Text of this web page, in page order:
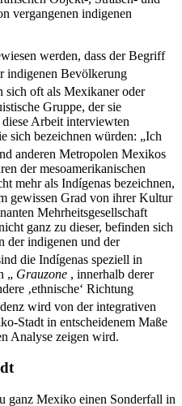
Objekt-, Straßen- und
vergangenen indigenen
werden, dass der Begriff
indigenen Bevölkerung
oft als Mexikaner oder
Gruppe, der sie
Arbeit interviewten
sich bezeichnen würden: „Ich
anderen Metropolen Mexikos
der mesoamerikanischen
mehr als Indígenas bezeichnen,
gewissen Grad von ihrer Kultur
Mehrheitsgesellschaft
ganz zu dieser, befinden sich
der indigenen und der
die Indígenas speziell in
„Grauzone, innerhalb derer
‚ethnische‘ Richtung
wird von der integrativen
Stadt in entscheidenem Maße